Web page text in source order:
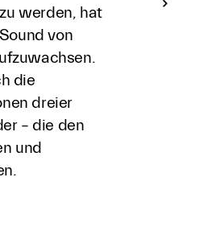
werden, hat
von
die
dreier
– die den
und